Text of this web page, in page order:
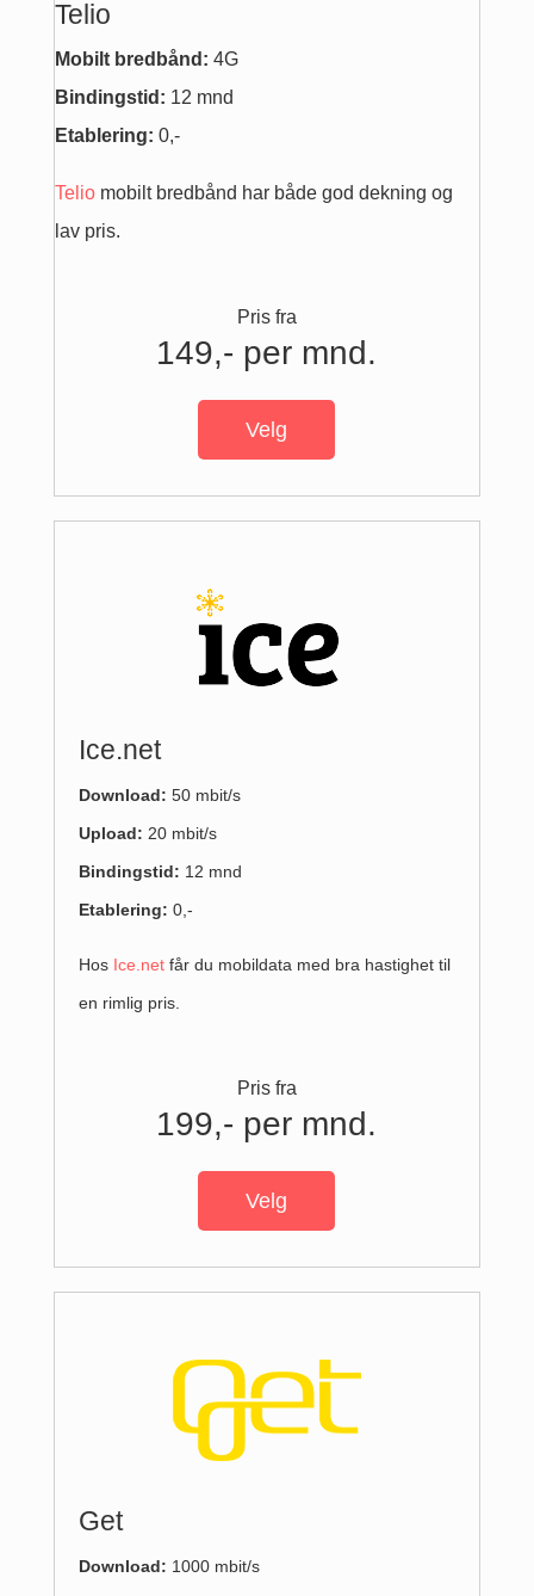
Telio
Mobilt bredbånd: 4G
Bindingstid: 12 mnd
Etablering: 0,-
Teliomobilt bredbånd har både god dekning og
lav pris.
Pris fra
149,- per mnd.
Velg
Ice.net
Download: 50 mbit/s
Upload: 20 mbit/s
Bindingstid: 12 mnd
Etablering: 0,-
Hos Ice.netfår du mobildata med bra hastighet til
en rimlig pris.
Pris fra
199,- per mnd.
Velg
Get
Download: 1000 mbit/s